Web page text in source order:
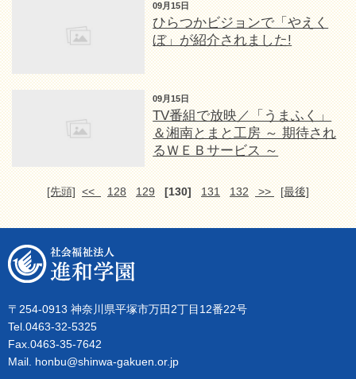
09月15日
ひらつかビジョンで「やえく
ぼ」が紹介されました!
09月15日
TV番組で放映／「うまふく」
＆湘南とまと工房 ～ 期待され
るＷＥＢサービス ～
[先頭] << 128 129 [130] 131 132 >> [最後]
〒254-0913 神奈川県平塚市万田2丁目12番22号
Tel.0463-32-5325
Fax.0463-35-7642
Mail. honbu@shinwa-gakuen.or.jp